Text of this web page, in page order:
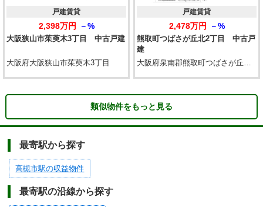
大阪狭山市茱萸木3丁目 中古戸建
戸建賃貸
2,398万円 －%
大阪府大阪狭山市茱萸木3丁目
熊取町つばさが丘北2丁目 中古戸
建
戸建賃貸
2,478万円 －%
類似物件をもっと見る
最寄駅から探す
高槻市駅の収益物件
最寄駅の沿線から探す